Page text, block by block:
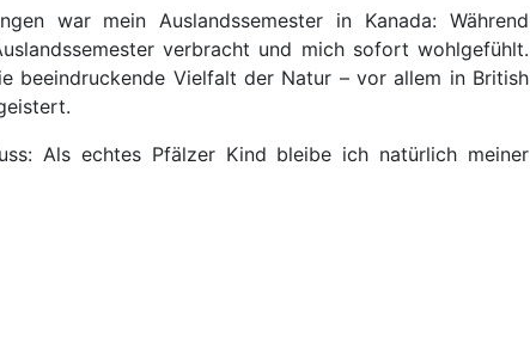
war mein Auslandssemester in Kanada: Während
verbracht und mich sofort wohlgefühlt.
beeindruckende Vielfalt der Natur – vor allem in British
Als echtes Pfälzer Kind bleibe ich natürlich meiner